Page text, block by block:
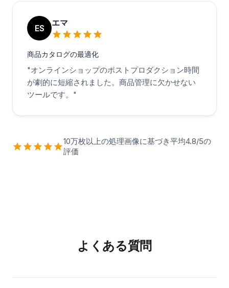
ES
エマ
商品カタログの最適化
"オンラインショップのポストプロダクション時間
が劇的に短縮されました。商品管理に欠かせない
ツールです。 "
10万枚以上の処理画像に基づき平均4.8/5の
評価
よくある質問